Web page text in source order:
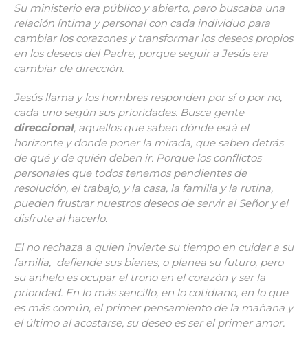
Su ministerio era público y abierto, pero buscaba una
relación íntima y personal con cada individuo para
cambiar los corazones y transformar los deseos propios
en los deseos del Padre, porque seguir a Jesús era
cambiar de dirección.
Jesús llama y los hombres responden por sí o por no,
cada uno según sus prioridades. Busca gente
direccional, aquellos que saben dónde está el
horizonte y donde poner la mirada, que saben detrás
de qué y de quién deben ir. Porque los conflictos
personales que todos tenemos pendientes de
resolución, el trabajo, y la casa, la familia y la rutina,
pueden frustrar nuestros deseos de servir al Señor y el
disfrute al hacerlo.
El no rechaza a quien invierte su tiempo en cuidar a su
familia, defiende sus bienes, o planea su futuro, pero
su anhelo es ocupar el trono en el corazón y ser la
prioridad. En lo más sencillo, en lo cotidiano, en lo que
es más común, el primer pensamiento de la mañana y
el último al acostarse, su deseo es ser el primer amor.